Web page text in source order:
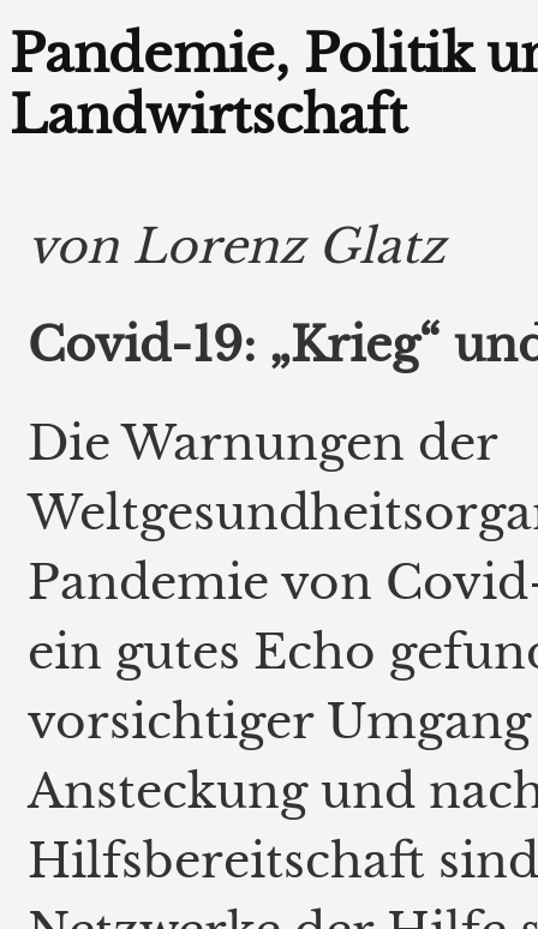
Pandemie, Politik
Landwirtschaft
von Lorenz Glatz
Covid-19: „Krieg“
Die Warnungen der
Pandemie von
ein gutes Echo
vorsichtiger
Ansteckung und
Hilfsbereitschaft